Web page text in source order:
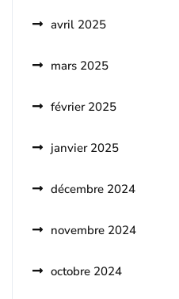
avril 2025
mars 2025
février 2025
janvier 2025
décembre 2024
novembre 2024
octobre 2024